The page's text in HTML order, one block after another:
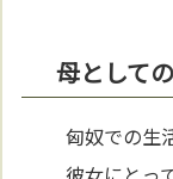
母として
匈奴での生